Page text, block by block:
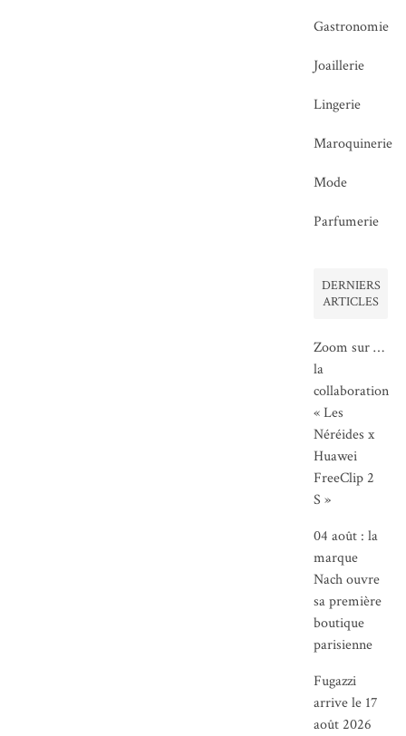
Gastronomie
Joaillerie
Lingerie
Maroquinerie
Mode
Parfumerie
DERNIERS
ARTICLES
Zoom sur …
la
collaboration
« Les
Néréides x
Huawei
FreeClip 2
S »
04 août : la
marque
Nach ouvre
sa première
boutique
parisienne
Fugazzi
arrive le 17
août 2026